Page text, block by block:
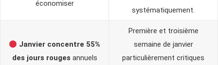
économiser
systématiquement.
Janvier concentre 55%
des jours rouges annuels
Première et troisième
semaine de janvier
particulièrement critiques